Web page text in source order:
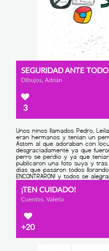
SEGURIDAD ANTE TODO
Dibujos, Adrián
3
¡TEN CUIDADO!
Cuentos, Valeria
+20